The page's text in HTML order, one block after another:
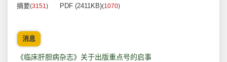
摘要(3151) PDF (2411KB)(1070)
消息
《临床肝胆病杂志》关于出版重点号的启事